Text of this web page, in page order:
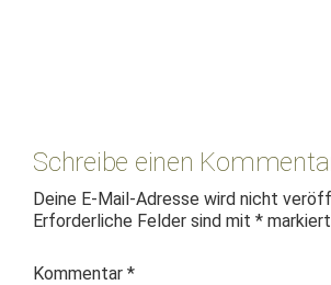
Interaktionen
Schreibe einen
Deine E-Mail-Adresse wird nicht
Erforderliche Felder sind mit * markiert
Kommentar *